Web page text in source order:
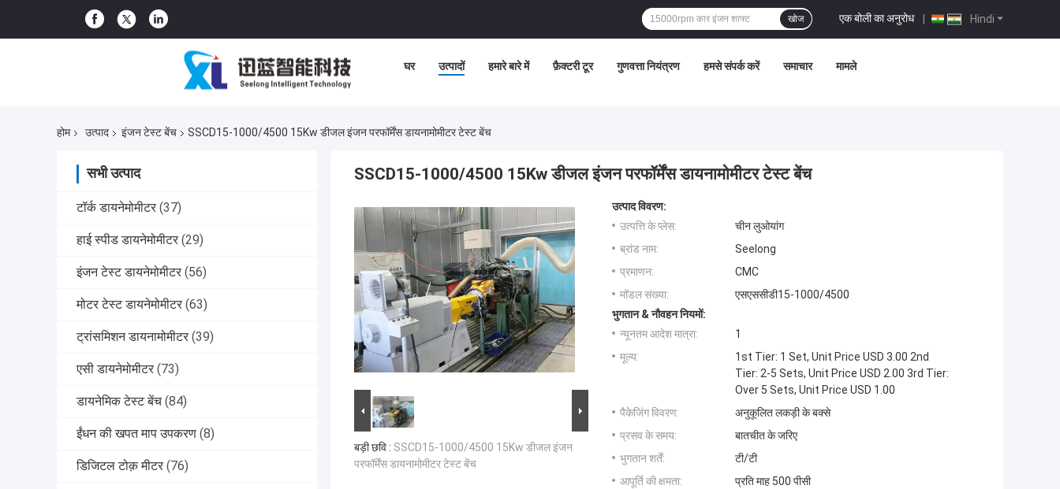
Hindi
एक बोली का अनुरोध |
खोज
घर उत्पादों हमारे बारे में फ़ैक्टरी टूर गुणवत्ता नियंत्रण हमसे संपर्क करें समाचार मामले
होम उत्पाद इंजन टेस्ट बेंच SSCD15-1000/4500 15Kw डीजल इंजन परफॉर्मेंस डायनामोमीटर टेस्ट बेंच
सभी उत्पाद
टॉर्क डायनेमोमीटर (37)
हाई स्पीड डायनेमोमीटर (29)
इंजन टेस्ट डायनेमोमीटर (56)
मोटर टेस्ट डायनेमोमीटर (63)
ट्रांसमिशन डायनामोमीटर (39)
एसी डायनेमोमीटर (73)
डायनेमिक टेस्ट बेंच (84)
ईंधन की खपत माप उपकरण (8)
डिजिटल टोक़ मीटर (76)
SSCD15-1000/4500 15Kw डीजल इंजन परफॉर्मेंस डायनामोमीटर टेस्ट बेंच
बड़ी छवि : SSCD15-1000/4500 15Kw डीजल इंजन
परफॉर्मेंस डायनामोमीटर टेस्ट बेंच
उत्पाद विवरण:
उत्पत्ति के प्लेस:
चीन लुओयांग
ब्रांड नाम:
Seelong
प्रमाणन:
CMC
मॉडल संख्या:
एसएससीडी15-1000/4500
भुगतान & नौवहन नियमों:
न्यूनतम आदेश मात्रा:
1
मूल्य:
1st Tier: 1 Set, Unit Price USD 3.00 2nd
Tier: 2-5 Sets, Unit Price USD 2.00 3rd Tier:
Over 5 Sets, Unit Price USD 1.00
पैकेजिंग विवरण:
अनुकूलित लकड़ी के बक्से
प्रसव के समय:
बातचीत के जरिए
भुगतान शर्तें:
टी/टी
आपूर्ति की क्षमता:
प्रति माह 500 पीसी